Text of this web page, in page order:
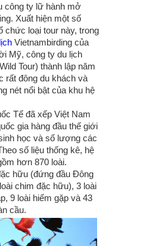
công ty lữ hành mở
Xuất hiện một số
chức loại tour này, trong
Vietnambirding của
Mỹ, công ty du lịch
Tour) thành lập năm
rất đông du khách và
nét nổi bật của khu hệ
Tế đã xếp Việt Nam
gia hàng đầu thế giới
học và số lượng các
số liệu thống kê, hệ
hơn 870 loài.
hữu (đứng đầu Đông
chim đặc hữu), 3 loài
9 loài hiếm gặp và 43
cầu.